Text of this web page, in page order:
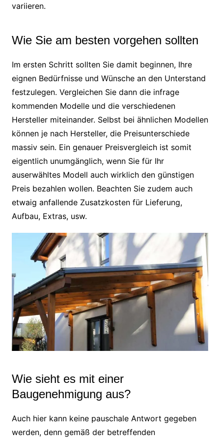
variieren.
Wie Sie am besten vorgehen sollten
Im ersten Schritt sollten Sie damit beginnen, Ihre
eignen Bedürfnisse und Wünsche an den Unterstand
festzulegen. Vergleichen Sie dann die infrage
kommenden Modelle und die verschiedenen
Hersteller miteinander. Selbst bei ähnlichen Modellen
können je nach Hersteller, die Preisunterschiede
massiv sein. Ein genauer Preisvergleich ist somit
eigentlich unumgänglich, wenn Sie für Ihr
auserwähltes Modell auch wirklich den günstigen
Preis bezahlen wollen. Beachten Sie zudem auch
etwaig anfallende Zusatzkosten für Lieferung,
Aufbau, Extras, usw.
Wie sieht es mit einer
Baugenehmigung aus?
Auch hier kann keine pauschale Antwort gegeben
werden, denn gemäß der betreffenden